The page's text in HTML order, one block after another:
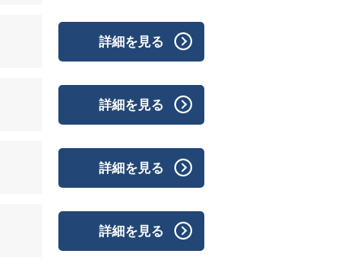
詳細を見る
詳細を見る
詳細を見る
詳細を見る